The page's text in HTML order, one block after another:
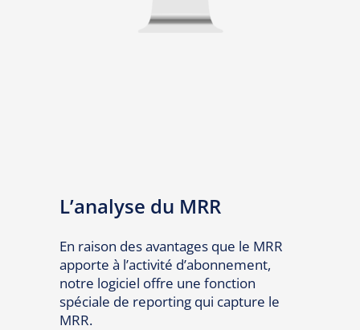
L’analyse du MRR
En raison des avantages que le MRR
apporte à l’activité d’abonnement,
notre logiciel offre une fonction
spéciale de reporting qui capture le
MRR.